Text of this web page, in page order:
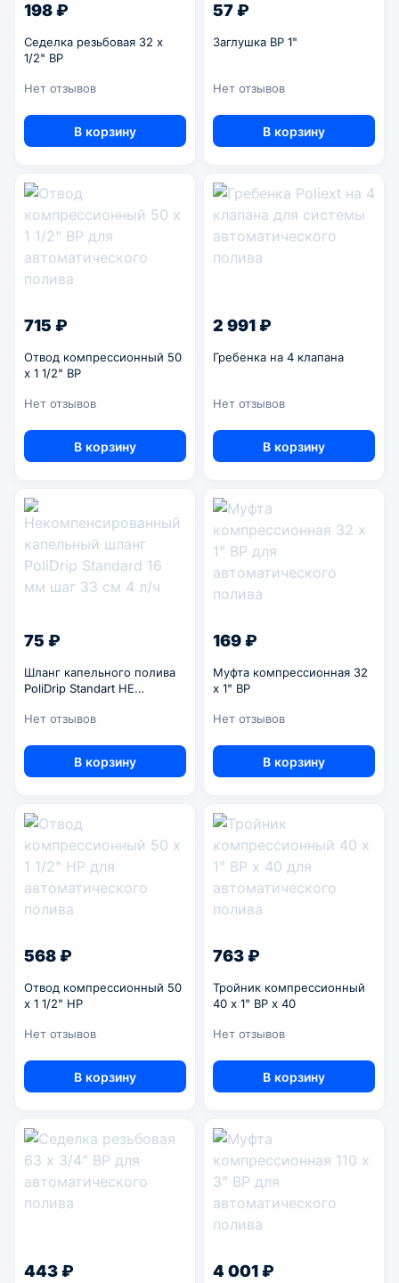
198 ₽
Седелка резьбовая 32 x
1/2" ВР
Нет отзывов
В корзину
57 ₽
Заглушка ВР 1"
Нет отзывов
В корзину
715 ₽
Отвод компрессионный 50
x 1 1/2" ВР
Нет отзывов
В корзину
2 991 ₽
Гребенка на 4 клапана
Нет отзывов
В корзину
75 ₽
Шланг капельного полива
PoliDrip Standart НЕ
33 см / 4 л/ч
Нет отзывов
В корзину
169 ₽
Муфта компрессионная 32
x 1" ВР
Нет отзывов
В корзину
568 ₽
Отвод компрессионный 50
x 1 1/2" НР
Нет отзывов
В корзину
763 ₽
Тройник компрессионный
40 x 1" ВР x 40
Нет отзывов
В корзину
443 ₽ 4 001 ₽